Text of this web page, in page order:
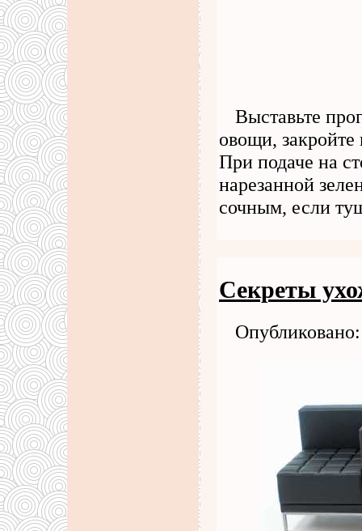
Выставьте
овощи, закройте
При подаче на
нарезанной
сочным, если
Секреты